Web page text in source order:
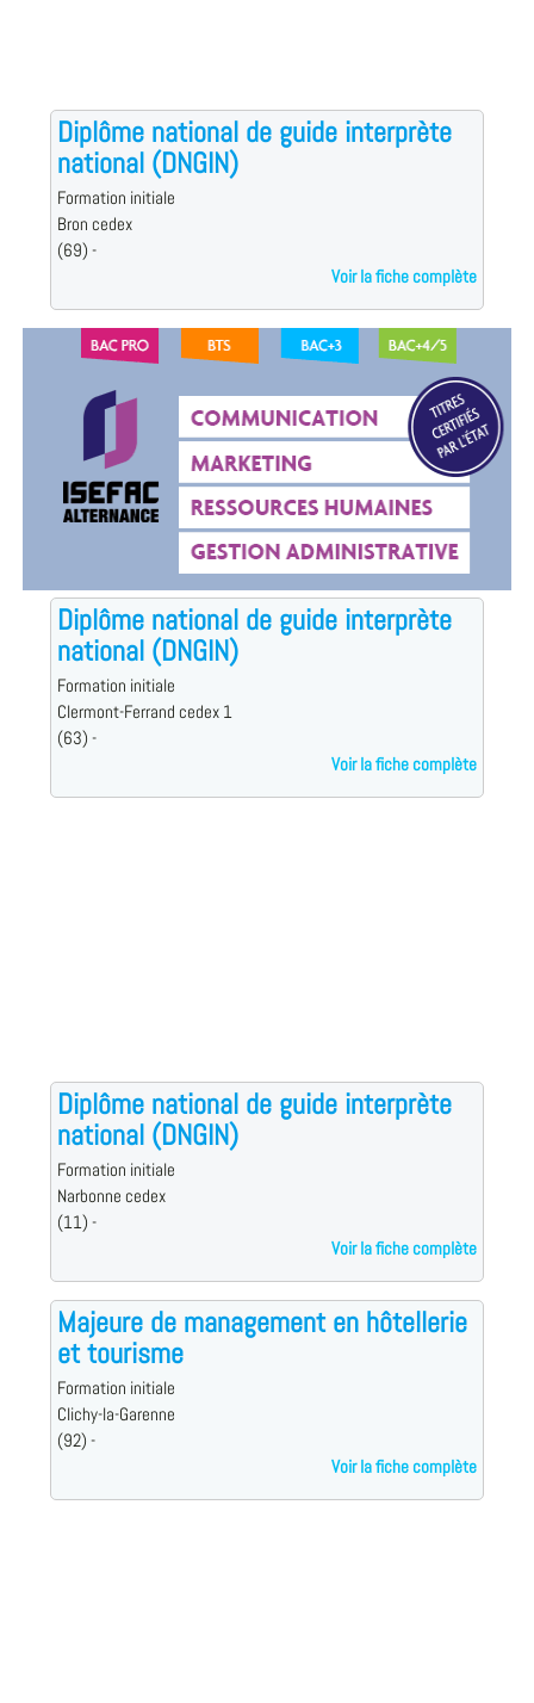
Diplôme national de guide interprète
national (DNGIN)
Formation initiale
Bron cedex
(69) -
Voir la fiche complète
Diplôme national de guide interprète
national (DNGIN)
Formation initiale
Clermont-Ferrand cedex 1
(63) -
Voir la fiche complète
Diplôme national de guide interprète
national (DNGIN)
Formation initiale
Narbonne cedex
(11) -
Voir la fiche complète
Majeure de management en hôtellerie
et tourisme
Formation initiale
Clichy-la-Garenne
(92) -
Voir la fiche complète